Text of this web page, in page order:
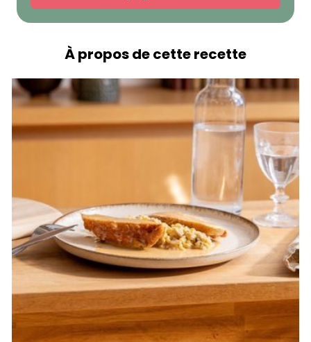
À propos de cette recette